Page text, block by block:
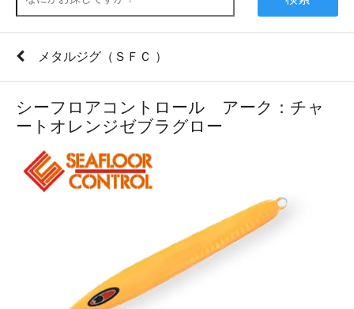
メタルジグ（ＳＦＣ ）
シーフロアコントロール アーク：チャ
ートオレンジゼブラグロー